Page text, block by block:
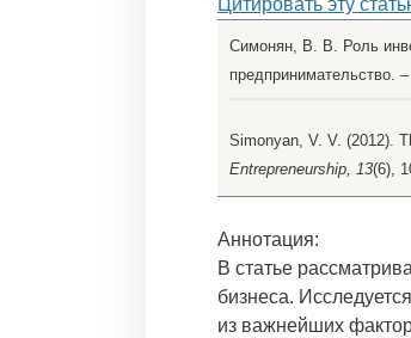
Цитировать эту
Симонян, В. В. Роль
предпринимательство.
Simonyan, V. V. (2012).
Entrepreneurship, 13(6),
Аннотация:
В статье
бизнеса.
из важнейших